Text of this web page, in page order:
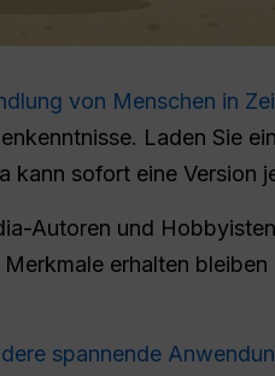
von Menschen in
Laden Sie
kann sofort eine Version
Autoren und
erhalten
spannende